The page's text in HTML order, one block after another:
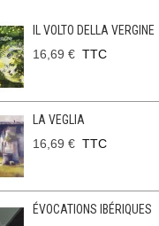
IL VOLTO DELLA VERGINE
16,69 € TTC
LA VEGLIA
16,69 € TTC
ÉVOCATIONS IBÉRIQUES